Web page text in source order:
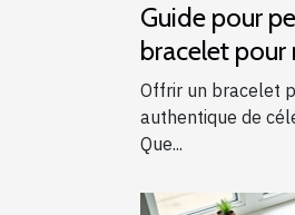
Guide pour
bracelet pour
événement
Offrir un bracelet
authentique de
Que...